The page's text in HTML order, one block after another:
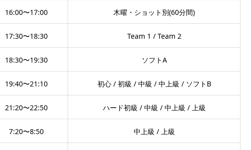
16:00〜17:00 木曜・ショット別(60分間)
17:30〜18:30 Team 1 / Team 2
18:30〜19:30 ソフトA
19:40〜21:10 初心 / 初級 / 中級 / 中上級 / ソフトB
21:20〜22:50 ハード初級 / 中級 / 中上級 / 上級
7:20〜8:50 中上級 / 上級